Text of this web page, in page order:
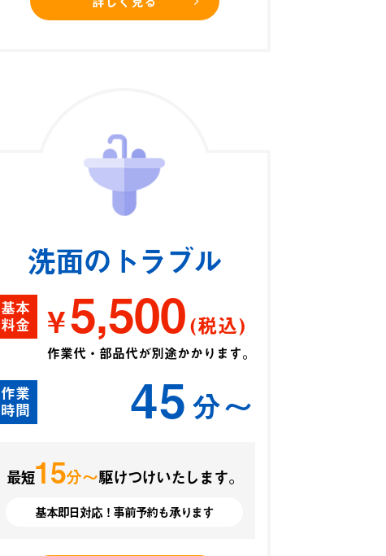
洗面のトラブル
基本
料金 ¥5,500(税込)
作業代・部品代が別途かかります。
作業
時間 45分〜
最短15分〜駆けつけいたします。
基本即日対応！事前予約も承ります